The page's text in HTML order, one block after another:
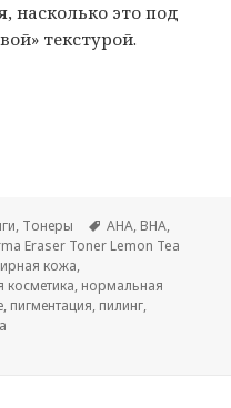
насколько это под
текстурой.
, Тонеры Метки
AHA, BHA,
Eraser Toner Lemon Tea
кожа,
косметика, нормальная
, пигментация, пилинг,